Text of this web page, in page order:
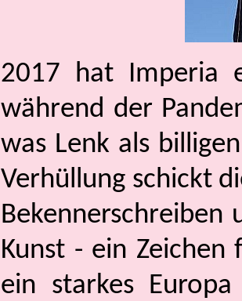
2017 hat Imperia
während der
was Lenk als
Verhüllung schickt
Kunst - ein
ein starkes